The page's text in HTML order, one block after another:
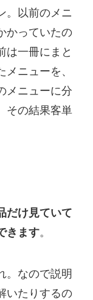
。以前のメニ
かっていたの
は一冊にまと
ニューを、
メニューに分
その結果客単
だけ見ていて
きます。
。なので説明
いたりするの